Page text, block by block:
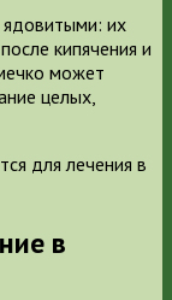
ядовитыми: их
кипячения и
может
целых,
для лечения в
в